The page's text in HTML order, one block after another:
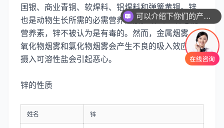
国银、商业青铜、软焊料、铝焊料和弹簧黄铜。锌
也是动物生长所需的必需营养元素。 作为一种必需
营养素，锌不被认为是有毒的。然而，金属烟雾、
氧化物烟雾和氯化物烟雾会产生不良的吸入效应。
摄入可溶性盐会引起恶心。
锌的性质
姓名 锌
可以介绍下你们的产品么